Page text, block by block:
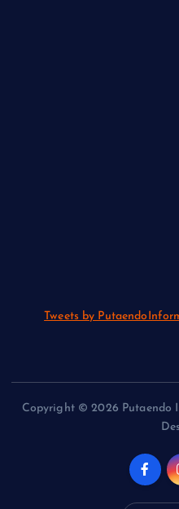
Tweets by
Copyright © 2026 Putaendo